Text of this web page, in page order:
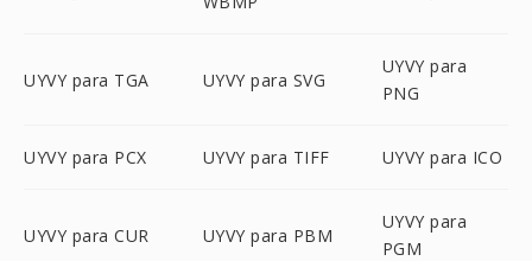
UYVY para TGA UYVY para SVG
UYVY para
PNG
UYVY para PCX UYVY para TIFF UYVY para ICO
UYVY para CUR UYVY para PBM
UYVY para
PGM